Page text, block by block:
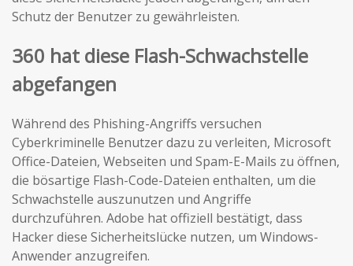
Schutz der Benutzer zu gewährleisten.
360 hat diese Flash-Schwachstelle
abgefangen
Während des Phishing-Angriffs versuchen
Cyberkriminelle Benutzer dazu zu verleiten, Microsoft
Office-Dateien, Webseiten und Spam-E-Mails zu öffnen,
die bösartige Flash-Code-Dateien enthalten, um die
Schwachstelle auszunutzen und Angriffe
durchzuführen. Adobe hat offiziell bestätigt, dass
Hacker diese Sicherheitslücke nutzen, um Windows-
Anwender anzugreifen.